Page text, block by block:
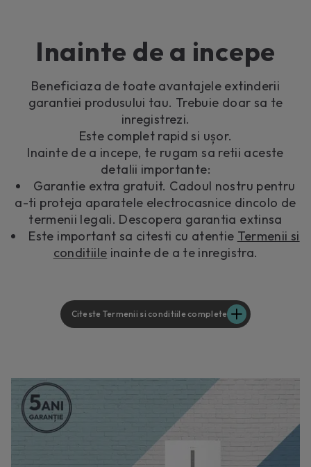
Inainte de a incepe
Beneficiaza de toate avantajele extinderii
garantiei produsului tau. Trebuie doar sa te
inregistrezi.
Este complet rapid si ușor.
Inainte de a incepe, te rugam sa retii aceste
detalii importante:
Garantie extra gratuit. Cadoul nostru pentru
a-ti proteja aparatele electrocasnice dincolo de
termenii legali. Descopera garantia extinsa
Este important sa citesti cu atentie Termenii si
conditiile inainte de a te inregistra.
Citeste Termenii si conditiile complete